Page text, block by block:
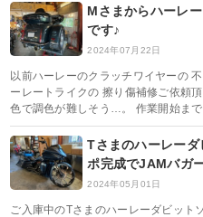
Mさまからハーレ
です♪
2024年07月22日
以前ハーレーのクラッチワイヤーの
ーレートライクの 擦り傷補修ご依頼
色で調色が難しそう…。 作業開始ま
Tさまのハーレー
ポ完成でJAMバガ
2024年05月01日
ご入庫中のTさまのハーレーダビット